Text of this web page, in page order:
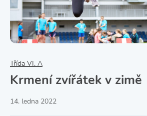
Třída VI. A
Krmení zvířátek v zimě
14. ledna 2022